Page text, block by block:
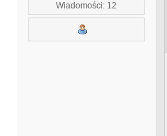
Wiadomości: 12